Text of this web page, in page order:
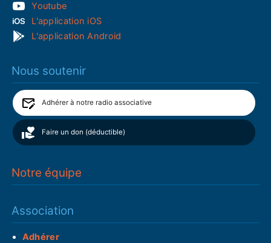
Youtube
L'application iOS
L'application Android
Nous soutenir
Adhérer à notre radio associative
Faire un don (déductible)
Notre équipe
Association
Adhérer